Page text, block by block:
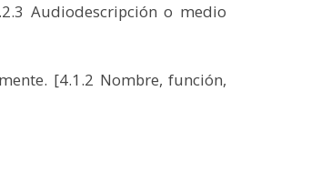
Audiodescripción o medio
[4.1.2 Nombre, función,